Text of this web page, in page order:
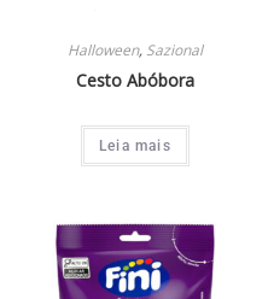
Halloween, Sazional
Cesto Abóbora
Leia mais